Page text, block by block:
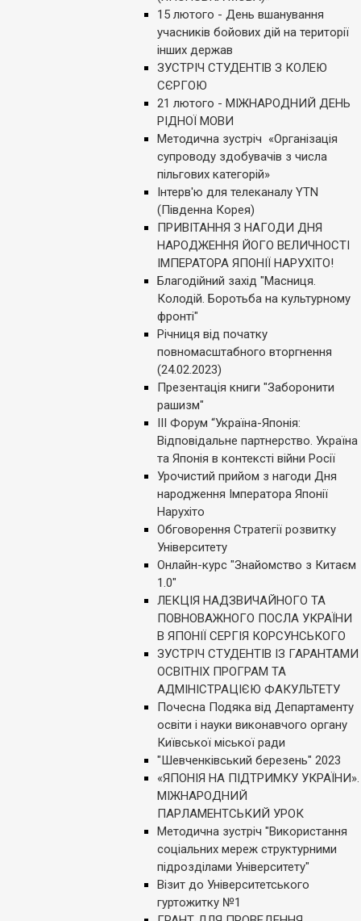
15 лютого - День вшанування
учасників бойових дій на території
інших держав
ЗУСТРІЧ СТУДЕНТІВ З КОЛЕЮ
СЄРГОЮ
21 лютого - МІЖНАРОДНИЙ ДЕНЬ
РІДНОЇ МОВИ
Методична зустріч «Організація
супроводу здобувачів з числа
пільгових категорій»
Інтерв'ю для телеканалу YTN
(Південна Корея)
ПРИВІТАННЯ З НАГОДИ ДНЯ
НАРОДЖЕННЯ ЙОГО ВЕЛИЧНОСТІ
ІМПЕРАТОРА ЯПОНІЇ НАРУХІТО!
Благодійний захід "Масниця.
Колодій. Боротьба на культурному
фронті"
Річниця від початку
повномасштабного вторгнення
(24.02.2023)
Презентація книги "Заборонити
рашизм"
ІІІ Форум “Україна-Японія:
Відповідальне партнерство. Україна
та Японія в контексті війни Росії
Урочистий прийом з нагоди Дня
народження Імператора Японії
Нарухіто
Обговорення Стратегії розвитку
Університету
Онлайн-курс "Знайомство з Китаєм
1.0"
ЛЕКЦІЯ НАДЗВИЧАЙНОГО ТА
ПОВНОВАЖНОГО ПОСЛА УКРАЇНИ
В ЯПОНІЇ СЕРГІЯ КОРСУНСЬКОГО
ЗУСТРІЧ СТУДЕНТІВ ІЗ ГАРАНТАМИ
ОСВІТНІХ ПРОГРАМ ТА
АДМІНІСТРАЦІЄЮ ФАКУЛЬТЕТУ
Почесна Подяка від Департаменту
освіти і науки виконавчого органу
Київської міської ради
"Шевченківський березень" 2023
«ЯПОНІЯ НА ПІДТРИМКУ УКРАЇНИ».
МІЖНАРОДНИЙ
ПАРЛАМЕНТСЬКИЙ УРОК
Методична зустріч "Використання
соціальних мереж структурними
підрозділами Університету"
Візит до Університетського
гуртожитку №1